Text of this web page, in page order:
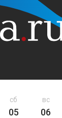
сб
05
вс
06